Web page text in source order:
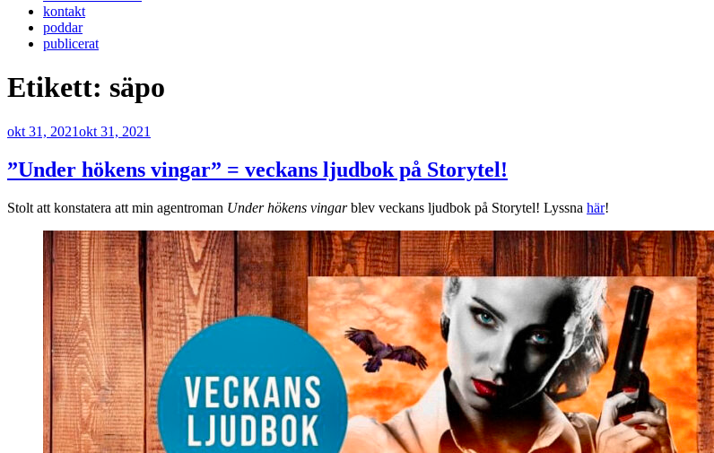
kontakt
poddar
publicerat
Etikett: säpo
Publicerat
okt 31, 2021okt 31, 2021
”Under hökens vingar” = veckans ljudbok på Storytel!
Stolt att konstatera att min agentroman Under hökens vingarblev veckans ljudbok på Storytel! Lyssna här!